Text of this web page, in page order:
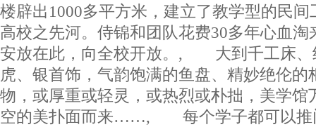
楼辟出1000多平方米，建立了教学型的民
高校之先河。侍锦和团队花费30多年心血
安放在此，向全校开放。, 大到千工床、
虎、银首饰，气韵饱满的鱼盘、精妙绝伦的
物，或厚重或轻灵，或热烈或朴拙，美学馆
空的美扑面而来……, 每个学子都可以推